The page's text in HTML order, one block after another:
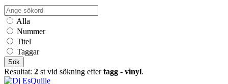
Alla
Nummer
Titel
Taggar
Sök
Resultat: 2 st vid sökning eftertagg - vinyl.